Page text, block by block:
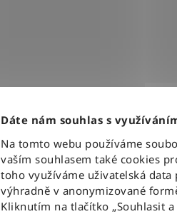
Dáte nám souhlas s
Na tomto webu používáme
vaším souhlasem také cookies
toho využíváme uživatelská
výhradně v anonymizované
Kliknutím na tlačítko „Souhlasit